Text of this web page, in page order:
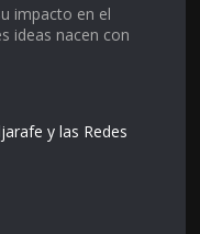
impacto en el
ideas nacen con
y las Redes